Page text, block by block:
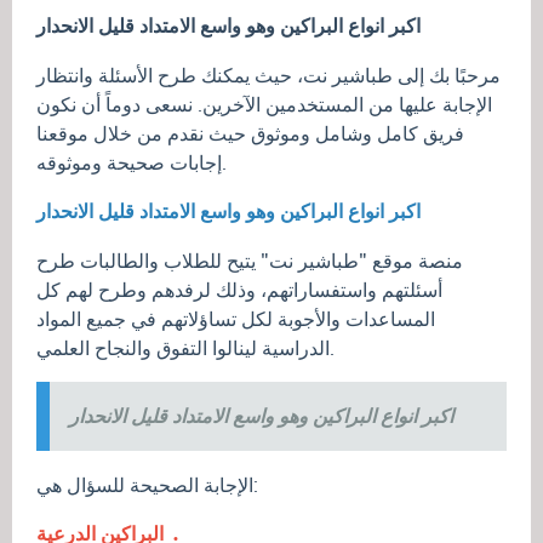
اكبر انواع البراكين وهو واسع الامتداد قليل الانحدار
مرحبًا بك إلى طباشير نت، حيث يمكنك طرح الأسئلة وانتظار
الإجابة عليها من المستخدمين الآخرين. نسعى دوماً أن نكون
فريق كامل وشامل وموثوق حيث نقدم من خلال موقعنا
اكبر انواع البراكين وهو واسع الامتداد قليل الانحدار
منصة موقع "طباشير نت" يتيح للطلاب والطالبات طرح
أسئلتهم واستفساراتهم، وذلك لرفدهم وطرح لهم كل
المساعدات والأجوبة لكل تساؤلاتهم في جميع المواد
اكبر انواع البراكين وهو واسع الامتداد قليل الانحدار
الإجابة الصحيحة للسؤال هي:
البراكين الدرعية .